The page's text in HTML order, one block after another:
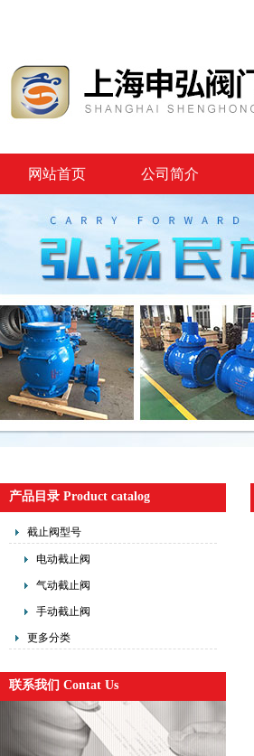
网站首页 公司简介
产品目录 Product catalog
截止阀型号
电动截止阀
气动截止阀
手动截止阀
更多分类
联系我们 Contat Us